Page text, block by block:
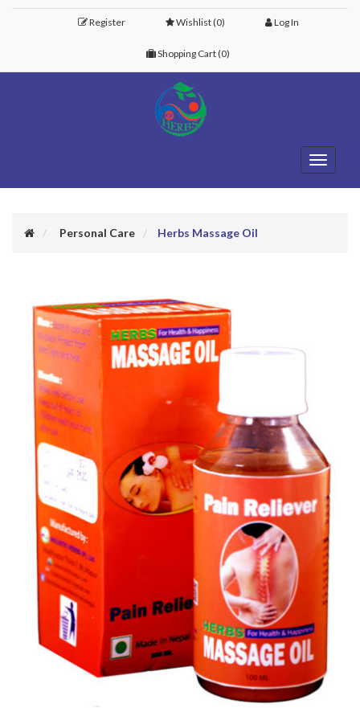
Register Wishlist(0) Log In
Shopping Cart(0)
Toggle
Personal Care Herbs Massage Oil